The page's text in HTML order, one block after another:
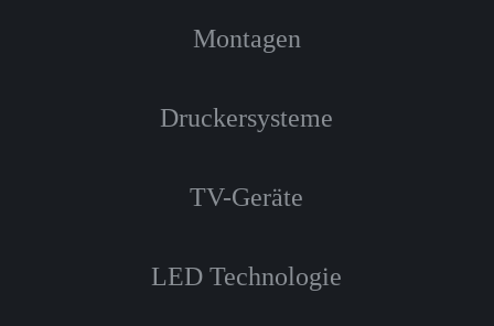
Montagen
Druckersysteme
TV-Geräte
LED Technologie